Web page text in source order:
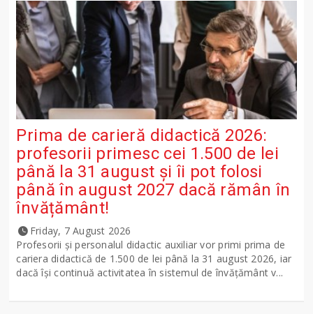
Prima de carieră didactică 2026:
profesorii primesc cei 1.500 de lei
până la 31 august și îi pot folosi
până în august 2027 dacă rămân în
învățământ!
Friday, 7 August 2026
Profesorii și personalul didactic auxiliar vor primi prima de
cariera didactică de 1.500 de lei până la 31 august 2026, iar
dacă își continuă activitatea în sistemul de învățământ v...